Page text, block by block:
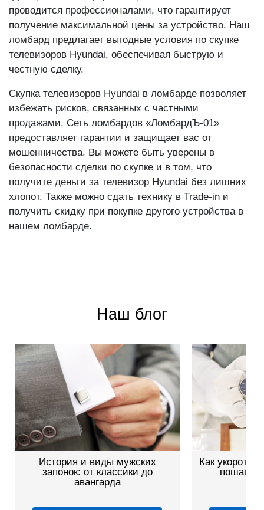
проводится профессионалами, что гарантирует
получение максимальной цены за устройство. Наш
ломбард предлагает выгодные условия по скупке
телевизоров Hyundai, обеспечивая быструю и
честную сделку.
Скупка телевизоров Hyundai в ломбарде позволяет
избежать рисков, связанных с частными
продажами. Сеть ломбардов «ЛомбардЪ-01»
предоставляет гарантии и защищает вас от
мошенничества. Вы можете быть уверены в
безопасности сделки по скупке и в том, что
получите деньги за телевизор Hyundai без лишних
хлопот. Также можно сдать технику в Trade-in и
получить скидку при покупке другого устройства в
нашем ломбарде.
Наш блог
История и виды мужских
запонок: от классики до
авангарда
Как